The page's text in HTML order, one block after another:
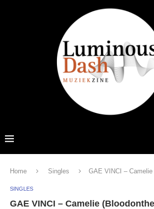
Home Singles GAE VINCI –
SINGLES
GAE VINCI – Camelie